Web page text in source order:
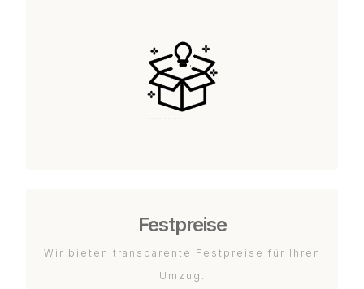
Festpreise
Wir bieten transparente Festpreise für Ihren
Umzug.